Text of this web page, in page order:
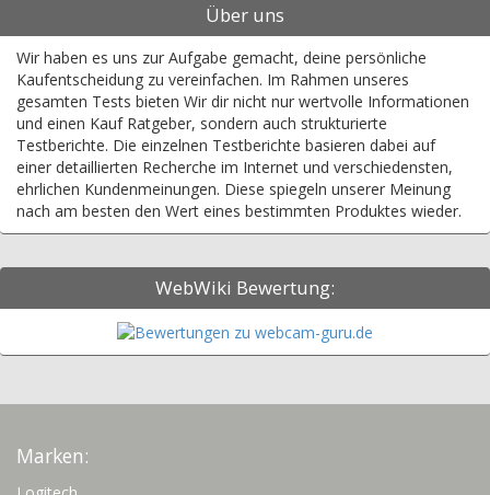
Über uns
Wir haben es uns zur Aufgabe gemacht, deine persönliche
Kaufentscheidung zu vereinfachen. Im Rahmen unseres
gesamten Tests bieten Wir dir nicht nur wertvolle Informationen
und einen Kauf Ratgeber, sondern auch strukturierte
Testberichte. Die einzelnen Testberichte basieren dabei auf
einer detaillierten Recherche im Internet und verschiedensten,
ehrlichen Kundenmeinungen. Diese spiegeln unserer Meinung
nach am besten den Wert eines bestimmten Produktes wieder.
WebWiki Bewertung:
Marken: